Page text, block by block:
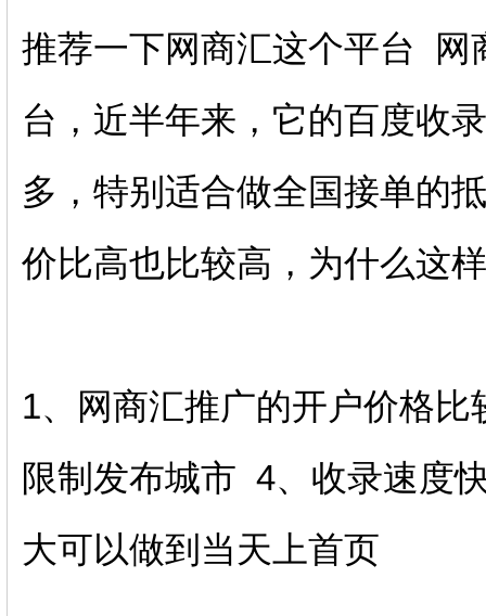
推荐一下网商汇这个平台 网
台，近半年来，它的百度收
多，特别适合做全国接单的
价比高也比较高，为什么这
1、网商汇推广的开户价格
限制发布城市 4、收录速度
大可以做到当天上首页